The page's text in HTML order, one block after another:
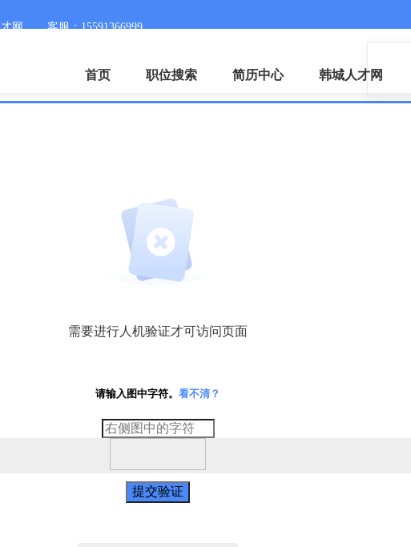
网 客服：15591366999
首页 职位搜索 简历中心 韩城人才网
需要进行人机验证才可访问页面
请输入图中字符。 看不清？
提交验证